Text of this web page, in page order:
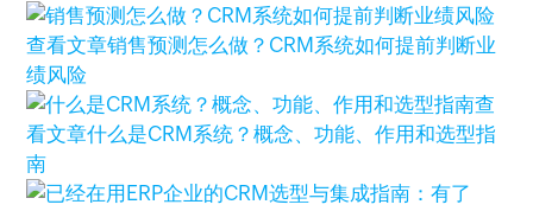
查看文章销售预测怎么做？CRM系统如何提前判断业
绩风险
查
看文章什么是CRM系统？概念、功能、作用和选型指
南